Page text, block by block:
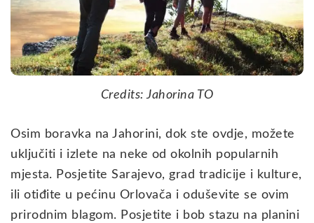
Credits: Jahorina TO
Osim boravka na Jahorini, dok ste ovdje, možete
uključiti i izlete na neke od okolnih popularnih
mjesta. Posjetite Sarajevo, grad tradicije i kulture,
ili otiđite u pećinu Orlovača i oduševite se ovim
prirodnim blagom. Posjetite i bob stazu na planini